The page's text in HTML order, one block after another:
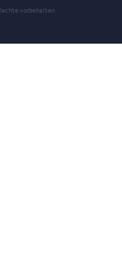
vorbehalten